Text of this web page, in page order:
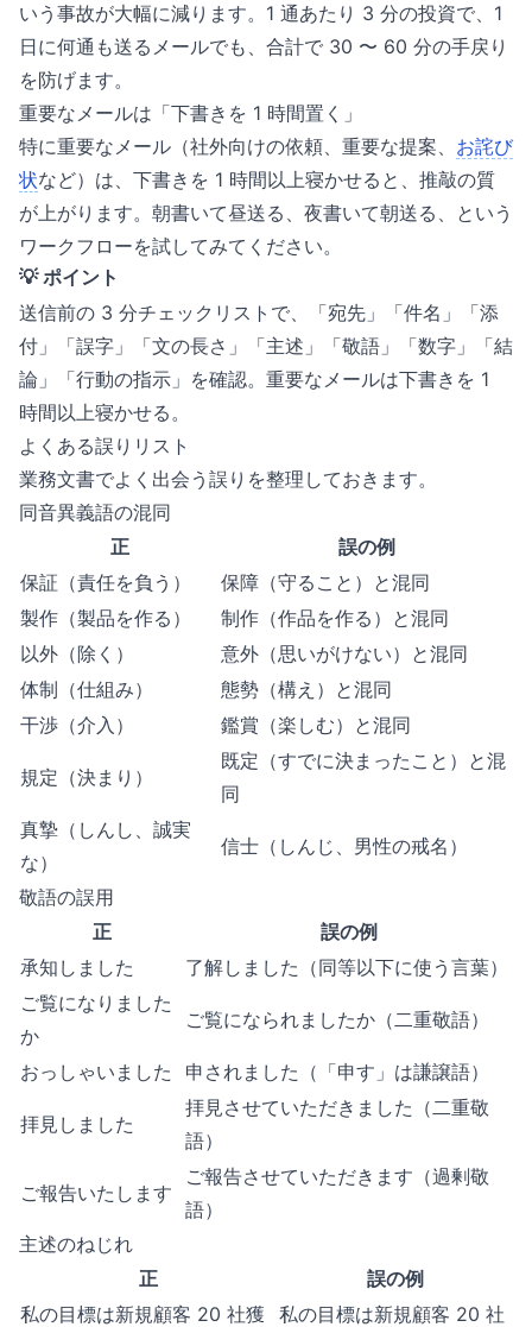
いう事故が大幅に減ります。1 通あたり 3 分の投資で、1
日に何通も送るメールでも、合計で 30 〜 60 分の手戻り
を防げます。
重要なメールは「下書きを 1 時間置く」
特に重要なメール（社外向けの依頼、重要な提案、 お詫び
状など）は、下書きを 1 時間以上寝かせると、推敲の質
が上がります。朝書いて昼送る、夜書いて朝送る、という
ワークフローを試してみてください。
💡 ポイント
送信前の 3 分チェックリストで、「宛先」「件名」「添
付」「誤字」「文の長さ」「主述」「敬語」「数字」「結
論」「行動の指示」を確認。重要なメールは下書きを 1
時間以上寝かせる。
よくある誤りリスト
業務文書でよく出会う誤りを整理しておきます。
同音異義語の混同
正
誤の例
保証（責任を負う）
保障（守ること）と混同
製作（製品を作る）
制作（作品を作る）と混同
以外（除く）
意外（思いがけない）と混同
体制（仕組み）
態勢（構え）と混同
干渉（介入）
鑑賞（楽しむ）と混同
規定（決まり）
既定（すでに決まったこと）と混
同
真摯（しんし、誠実
な）
信士（しんじ、男性の戒名）
敬語の誤用
正
誤の例
承知しました
了解しました（同等以下に使う言葉）
ご覧になりました
か
ご覧になられましたか（二重敬語）
おっしゃいました 申されました（「申す」は謙譲語）
拝見しました
拝見させていただきました（二重敬
語）
ご報告いたします
ご報告させていただきます（過剰敬
語）
主述のねじれ
正
誤の例
私の目標は新規顧客 20 社獲
私の目標は新規顧客 20 社